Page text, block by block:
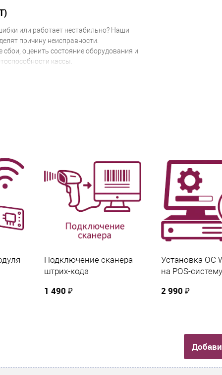
или работает нестабильно? Наши
причину неисправности.
оценить состояние оборудования и
кассы.
Подключение сканера
штрих-кода
1 490 ₽
Установка ОС
на POS-систему
2 990 ₽